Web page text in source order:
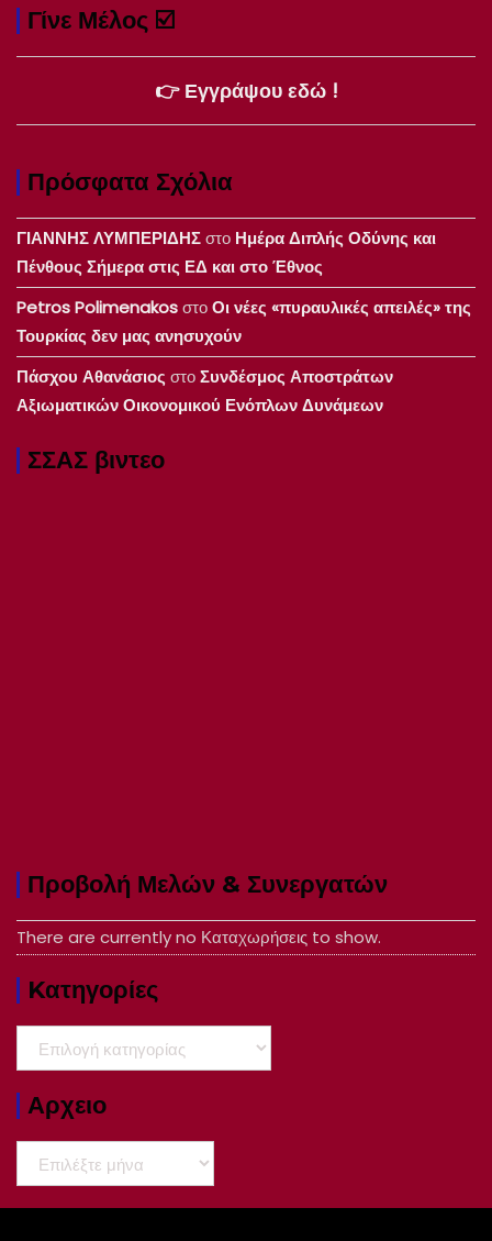
Γίνε Μέλος ☑️
👉 Εγγράψου εδώ !
Πρόσφατα Σχόλια
ΓΙΑΝΝΗΣ ΛΥΜΠΕΡΙΔΗΣστο Ημέρα Διπλής Οδύνης και
Πένθους Σήμερα στις ΕΔ και στο Έθνος
Petros PolimenakosστοΟι νέες «πυραυλικές απειλές» της
Τουρκίας δεν μας ανησυχούν
Πάσχου ΑθανάσιοςστοΣυνδέσμος Αποστράτων
Αξιωματικών Οικονομικού Ενόπλων Δυνάμεων
ΣΣΑΣ βιντεο
Προβολή Μελών & Συνεργατών
There are currently no Καταχωρήσεις to show.
Kατηγορίες
Kατηγορίες
Αρχειο
Αρχειο